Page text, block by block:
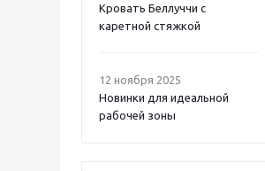
Кровать Беллуччи с
каретной стяжкой
12 ноября 2025
Новинки для идеальной
рабочей зоны